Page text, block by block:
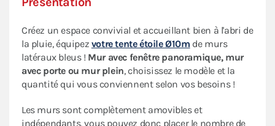
Créez un espace convivial et accueillant bien à l'abri de
la pluie, équipez votre tente étoile Ø10m de murs
latéraux bleus ! Mur avec fenêtre panoramique, mur
avec porte ou mur plein, choisissez le modèle et la
quantité qui vous conviennent selon vos besoins !
Les murs sont complètement amovibles et
indépendants, vous pouvez donc placer le nombre de